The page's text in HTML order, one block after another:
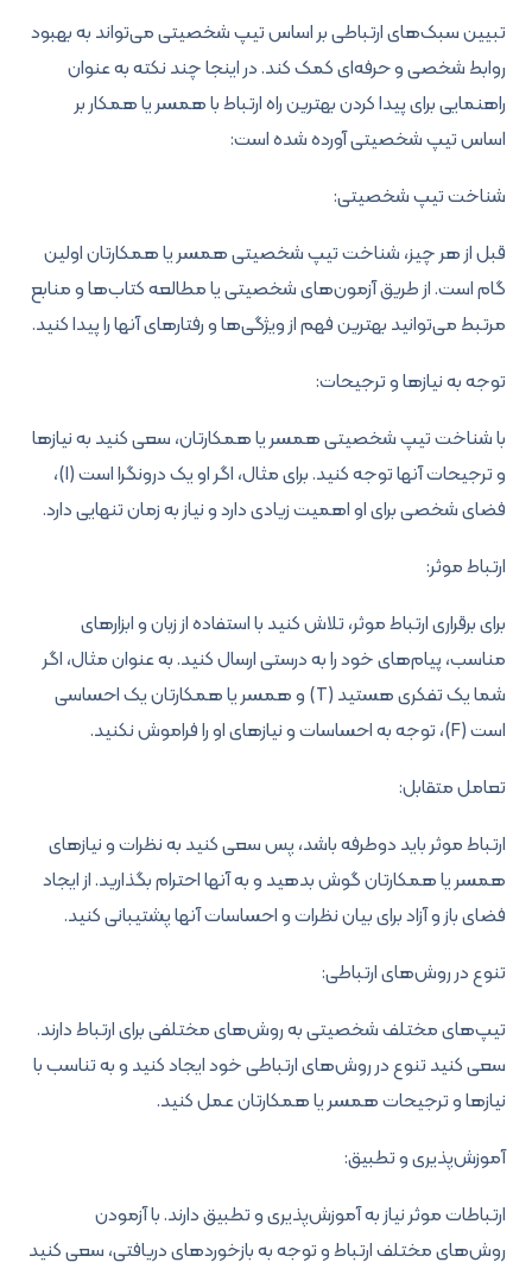
تبیین سبک‌های ارتباطی بر اساس تیپ شخصیتی می‌تواند به بهبود
روابط شخصی و حرفه‌ای کمک کند. در اینجا چند نکته به عنوان
راهنمایی برای پیدا کردن بهترین راه ارتباط با همسر یا همکار بر
اساس تیپ شخصیتی آورده شده است:
شناخت تیپ شخصیتی:
قبل از هر چیز، شناخت تیپ شخصیتی همسر یا همکارتان اولین
گام است. از طریق آزمون‌های شخصیتی یا مطالعه کتاب‌ها و منابع
مرتبط می‌توانید بهترین فهم از ویژگی‌ها و رفتارهای آنها را پیدا کنید.
توجه به نیازها و ترجیحات:
با شناخت تیپ شخصیتی همسر یا همکارتان، سعی کنید به نیازها
و ترجیحات آنها توجه کنید. برای مثال، اگر او یک درونگرا است (I)،
فضای شخصی برای او اهمیت زیادی دارد و نیاز به زمان تنهایی دارد.
ارتباط موثر:
برای برقراری ارتباط موثر، تلاش کنید با استفاده از زبان و ابزارهای
مناسب، پیام‌های خود را به درستی ارسال کنید. به عنوان مثال، اگر
شما یک تفکری هستید (T) و همسر یا همکارتان یک احساسی
است (F)، توجه به احساسات و نیازهای او را فراموش نکنید.
تعامل متقابل:
ارتباط موثر باید دوطرفه باشد، پس سعی کنید به نظرات و نیازهای
همسر یا همکارتان گوش بدهید و به آنها احترام بگذارید. از ایجاد
فضای باز و آزاد برای بیان نظرات و احساسات آنها پشتیبانی کنید.
تنوع در روش‌های ارتباطی:
تیپ‌های مختلف شخصیتی به روش‌های مختلفی برای ارتباط دارند.
سعی کنید تنوع در روش‌های ارتباطی خود ایجاد کنید و به تناسب با
نیازها و ترجیحات همسر یا همکارتان عمل کنید.
آموزش‌پذیری و تطبیق:
ارتباطات موثر نیاز به آموزش‌پذیری و تطبیق دارند. با آزمودن
روش‌های مختلف ارتباط و توجه به بازخورد‌های دریافتی، سعی کنید